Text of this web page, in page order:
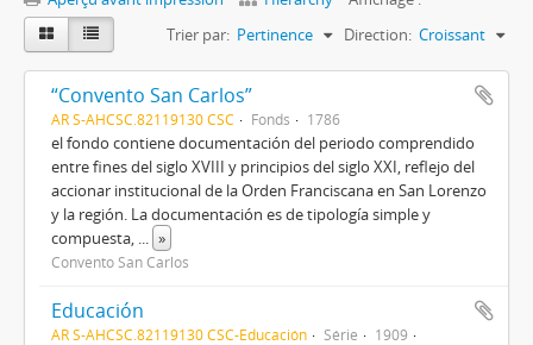
Trier par: Pertinence Direction: Croissant
“Convento San Carlos”
AR S-AHCSC.82119130 CSC Fonds 1786
el fondo contiene documentación del periodo comprendido
entre fines del siglo XVIII y principios del siglo XXI, reflejo del
accionar institucional de la Orden Franciscana en San Lorenzo
y la región. La documentación es de tipología simple y
compuesta, ... »
Convento San Carlos
Educación
AR S-AHCSC.82119130 CSC-Educación Série
1909